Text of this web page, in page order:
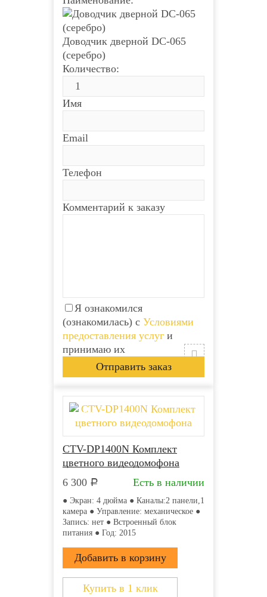
Доводчик дверной DC-065
(серебро)
Количество:
Имя
Email
Телефон
Комментарий к заказу
Я ознакомился
(ознакомилась) с Условиями
предоставления услуг и
принимаю их
Бесплатная доставка
CTV-DP1400N Комплект
цветного видеодомофона
6 300 Р Есть в наличии
● Экран: 4 дюйма ● Каналы:2 панели,1
камера ● Управление: механическое ●
Запись: нет ● Встроенный блок
питания ● Год: 2015
Купить в 1 клик